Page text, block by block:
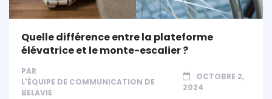
Quelle différence entre la plateforme
élévatrice et le monte-escalier ?
PAR
L'ÉQUIPE DE COMMUNICATION DE
BELAVIE
OCTOBRE 2,
2024